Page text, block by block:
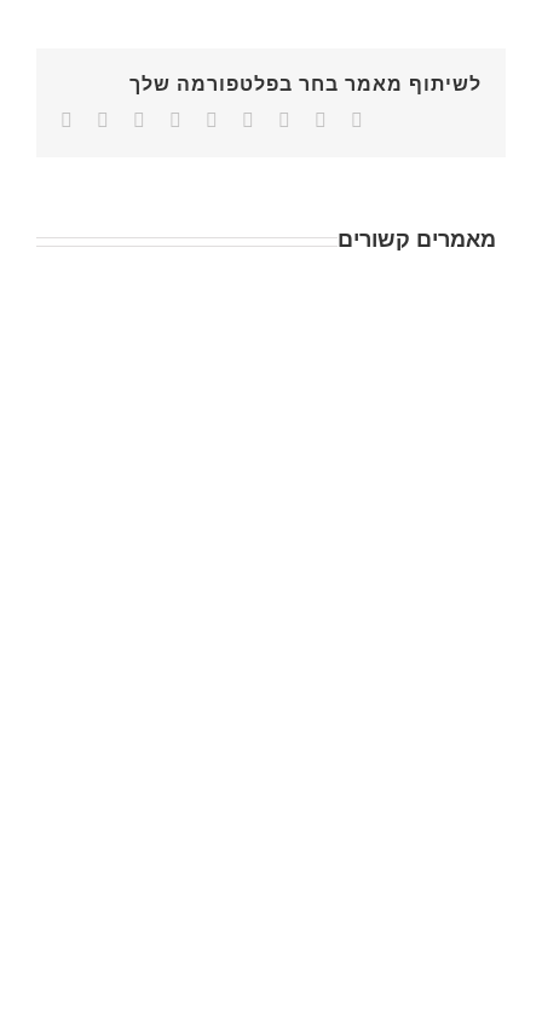
לשיתוף מאמר בחר בפלטפורמה שלך
מאמרים קשורים